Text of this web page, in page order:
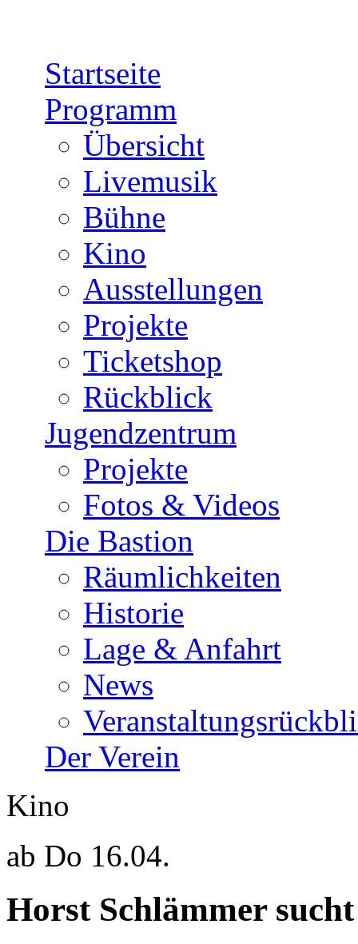
Startseite
Programm
Übersicht
Livemusik
Bühne
Kino
Ausstellungen
Projekte
Ticketshop
Rückblick
Jugendzentrum
Projekte
Fotos & Videos
Die Bastion
Räumlichkeiten
Historie
Lage & Anfahrt
News
Der Verein
Kino
ab Do 16.04.
Horst Schlämmer